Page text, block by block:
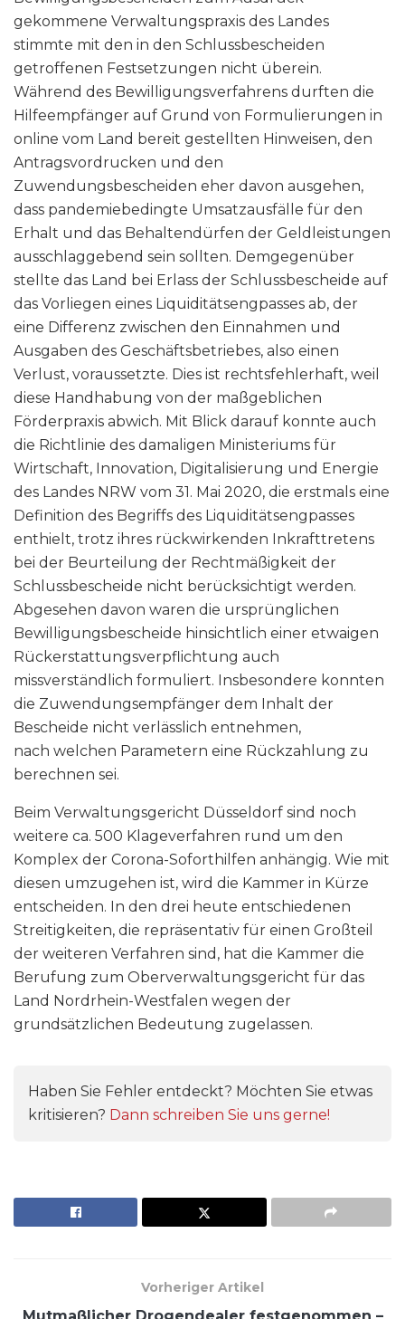
gekommene Verwaltungspraxis des Landes
stimmte mit den in den Schlussbescheiden
getroffenen Festsetzungen nicht überein.
Während des Bewilligungsverfahrens durften die
Hilfeempfänger auf Grund von Formulierungen in
online vom Land bereit gestellten Hinweisen, den
Antragsvordrucken und den
Zuwendungsbescheiden eher davon ausgehen,
dass pandemiebedingte Umsatzausfälle für den
Erhalt und das Behaltendürfen der Geldleistungen
ausschlaggebend sein sollten. Demgegenüber
stellte das Land bei Erlass der Schlussbescheide auf
das Vorliegen eines Liquiditätsengpasses ab, der
eine Differenz zwischen den Einnahmen und
Ausgaben des Geschäftsbetriebes, also einen
Verlust, voraussetzte. Dies ist rechtsfehlerhaft, weil
diese Handhabung von der maßgeblichen
Förderpraxis abwich. Mit Blick darauf konnte auch
die Richtlinie des damaligen Ministeriums für
Wirtschaft, Innovation, Digitalisierung und Energie
des Landes NRW vom 31. Mai 2020, die erstmals eine
Definition des Begriffs des Liquiditätsengpasses
enthielt, trotz ihres rückwirkenden Inkrafttretens
bei der Beurteilung der Rechtmäßigkeit der
Schlussbescheide nicht berücksichtigt werden.
Abgesehen davon waren die ursprünglichen
Bewilligungsbescheide hinsichtlich einer etwaigen
Rückerstattungsverpflichtung auch
missverständlich formuliert. Insbesondere konnten
die Zuwendungsempfänger dem Inhalt der
Bescheide nicht verlässlich entnehmen,
nach welchen Parametern eine Rückzahlung zu
berechnen sei.
Beim Verwaltungsgericht Düsseldorf sind noch
weitere ca. 500 Klageverfahren rund um den
Komplex der Corona-Soforthilfen anhängig. Wie mit
diesen umzugehen ist, wird die Kammer in Kürze
entscheiden. In den drei heute entschiedenen
Streitigkeiten, die repräsentativ für einen Großteil
der weiteren Verfahren sind, hat die Kammer die
Berufung zum Oberverwaltungsgericht für das
Land Nordrhein-Westfalen wegen der
grundsätzlichen Bedeutung zugelassen.
Haben Sie Fehler entdeckt? Möchten Sie etwas
kritisieren? Dann schreiben Sie uns gerne!
Vorheriger Artikel